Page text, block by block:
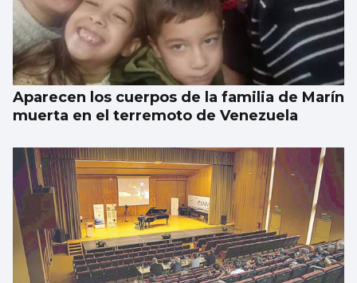
Aparecen los cuerpos de la familia de Marín
muerta en el terremoto de Venezuela